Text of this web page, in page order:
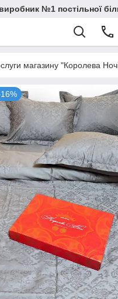
№1 постільної
магазину "Королева